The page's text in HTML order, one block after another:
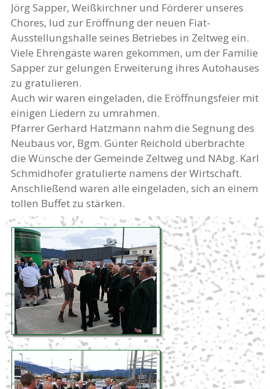
Jörg Sapper, Weißkirchner und Förderer unseres
Chores, lud zur Eröffnung der neuen Fiat-
Ausstellungshalle seines Betriebes in Zeltweg ein.
Viele Ehrengäste waren gekommen, um der Familie
Sapper zur gelungen Erweiterung ihres Autohauses
zu gratulieren.
Auch wir waren eingeladen, die Eröffnungsfeier mit
einigen Liedern zu umrahmen.
Pfarrer Gerhard Hatzmann nahm die Segnung des
Neubaus vor, Bgm. Günter Reichold überbrachte
die Wünsche der Gemeinde Zeltweg und NAbg. Karl
Schmidhofer gratulierte namens der Wirtschaft.
Anschließend waren alle eingeladen, sich an einem
tollen Buffet zu stärken.